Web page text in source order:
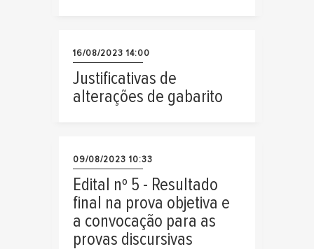
16/08/2023 14:00
Justificativas de
alterações de gabarito
09/08/2023 10:33
Edital nº 5 - Resultado
final na prova objetiva e
a convocação para as
provas discursivas